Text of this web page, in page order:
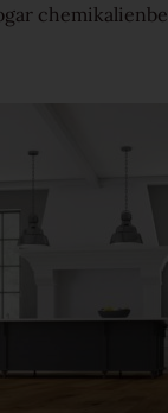
& -techniken